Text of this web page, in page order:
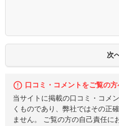
口コミ・コメントをご覧の方
当サイトに掲載の口コミ・コメ
くものであり、弊社ではその正
ません。 ご覧の方の自己責任に